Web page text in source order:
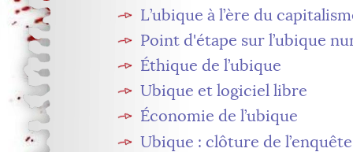
L’ubique à l’ère du
Point d'étape sur l’ubique
Éthique de l’ubique
Ubique et logiciel libre
Économie de l’ubique
Ubique : clôture de l’enquête